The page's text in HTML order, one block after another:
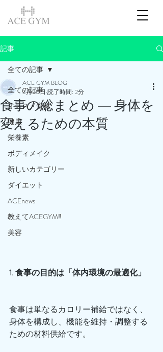
記事
全ての記事
オススメ食材
健康
栄養素
ボディメイク
新しいカテゴリー
ダイエット
ACEnews
教えてACEGYM‼️
美容
全ての記事
食事の総まとめ ― 身体を
変えるための本質
ACE GYM BLOG
3月30日 読了時間: 2分
1. 食事の目的は「体内環境の最適化」
食事は単なるカロリー補給ではなく、
身体を構成し、機能を維持・調整する
ための材料供給です。